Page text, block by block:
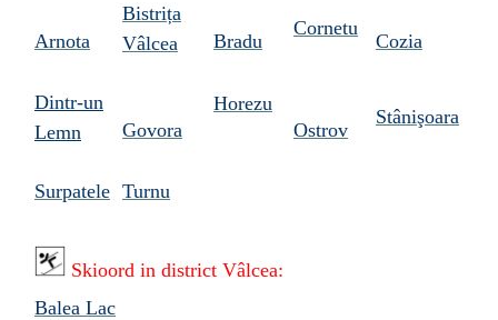
Arnota
Bistrița
Vâlcea
Bradu
Cornetu
Cozia
Dintr-un
Lemn
Govora
Horezu
Ostrov
Stânişoara
Surpatele Turnu
Skioord in district Vâlcea:
Balea Lac